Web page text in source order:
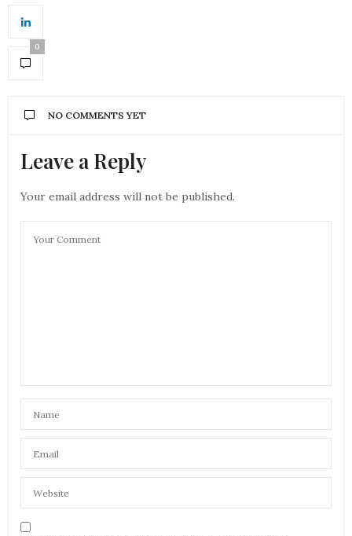
0
NO COMMENTS YET
Leave a Reply
Your email address will not be published.